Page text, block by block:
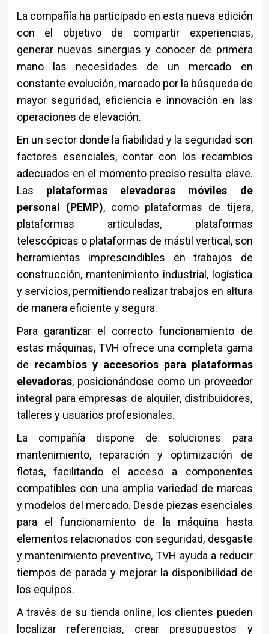
La compañía ha participado en esta nueva edición
con el objetivo de compartir experiencias,
generar nuevas sinergias y conocer de primera
mano las necesidades de un mercado en
constante evolución, marcado por la búsqueda de
mayor seguridad, eficiencia e innovación en las
operaciones de elevación.
En un sector donde la fiabilidad y la seguridad son
factores esenciales, contar con los recambios
adecuados en el momento preciso resulta clave.
Las plataformas elevadoras móviles de
personal (PEMP), como plataformas de tijera,
plataformas articuladas, plataformas
telescópicas o plataformas de mástil vertical, son
herramientas imprescindibles en trabajos de
construcción, mantenimiento industrial, logística
y servicios, permitiendo realizar trabajos en altura
de manera eficiente y segura.
Para garantizar el correcto funcionamiento de
estas máquinas, TVH ofrece una completa gama
de recambios y accesorios para plataformas
elevadoras, posicionándose como un proveedor
integral para empresas de alquiler, distribuidores,
talleres y usuarios profesionales.
La compañía dispone de soluciones para
mantenimiento, reparación y optimización de
flotas, facilitando el acceso a componentes
compatibles con una amplia variedad de marcas
y modelos del mercado. Desde piezas esenciales
para el funcionamiento de la máquina hasta
elementos relacionados con seguridad, desgaste
y mantenimiento preventivo, TVH ayuda a reducir
tiempos de parada y mejorar la disponibilidad de
los equipos.
A través de su tienda online, los clientes pueden
localizar referencias, crear presupuestos y